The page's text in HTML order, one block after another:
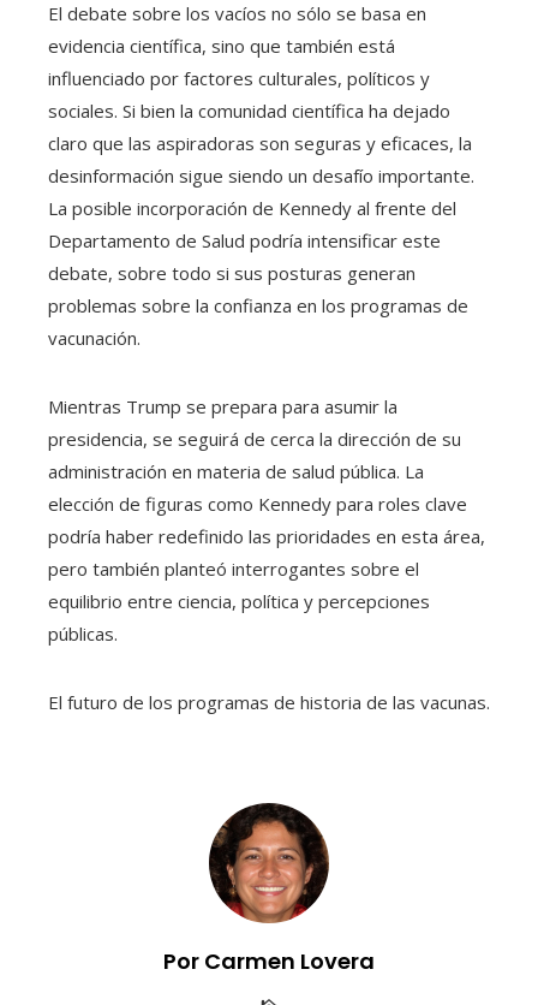
El debate sobre los vacíos no sólo se basa en
evidencia científica, sino que también está
influenciado por factores culturales, políticos y
sociales. Si bien la comunidad científica ha dejado
claro que las aspiradoras son seguras y eficaces, la
desinformación sigue siendo un desafío importante.
La posible incorporación de Kennedy al frente del
Departamento de Salud podría intensificar este
debate, sobre todo si sus posturas generan
problemas sobre la confianza en los programas de
vacunación.
Mientras Trump se prepara para asumir la
presidencia, se seguirá de cerca la dirección de su
administración en materia de salud pública. La
elección de figuras como Kennedy para roles clave
podría haber redefinido las prioridades en esta área,
pero también planteó interrogantes sobre el
equilibrio entre ciencia, política y percepciones
públicas.
El futuro de los programas de historia de las vacunas.
Por Carmen Lovera